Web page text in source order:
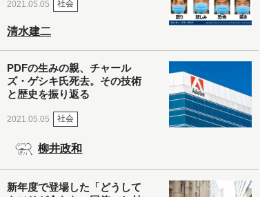
2021.05.05 社会
清水建二
PDFの生みの親、チャール
ズ・ゲシキ氏死去。その技術
と歴史を振り返る
2021.05.05 社会
柳井政和
新年度で登場した「どうして